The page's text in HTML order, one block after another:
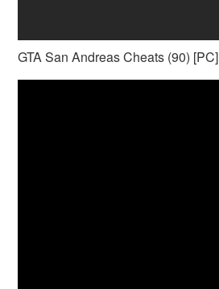
GTA San Andreas Cheats (90) [PC]